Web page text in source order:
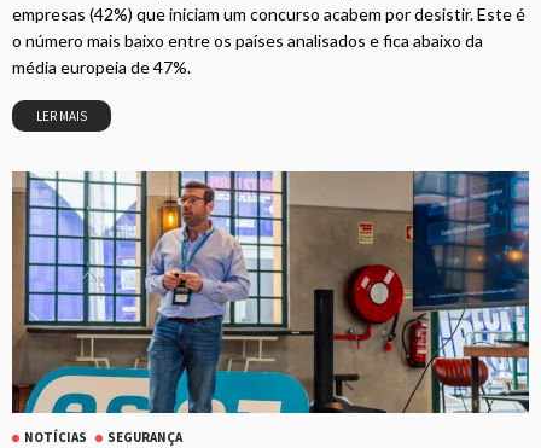
empresas (42%) que iniciam um concurso acabem por desistir. Este é
o número mais baixo entre os países analisados e fica abaixo da
média europeia de 47%.
LER MAIS
NOTÍCIAS SEGURANÇA